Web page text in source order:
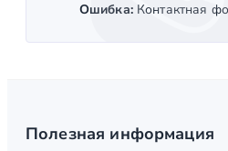
Ошибка:Контактная
Полезная информация